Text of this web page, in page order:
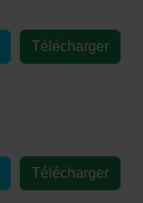
Télécharger
Télécharger